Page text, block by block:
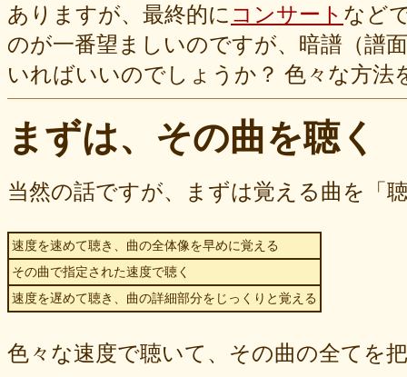
ありますが、最終的に コンサート など
のが一番望ましいのですが、暗譜（譜
いればいいのでしょうか？ 色々な方
まずは、その曲を聴く
当然の話ですが、まずは覚える曲を「
速度を速めて聴き、曲の全体像を早めに覚える
その曲で指定された速度で聴く
速度を遅めて聴き、曲の詳細部分をじっくりと覚える
色々な速度で聴いて、その曲の全てを